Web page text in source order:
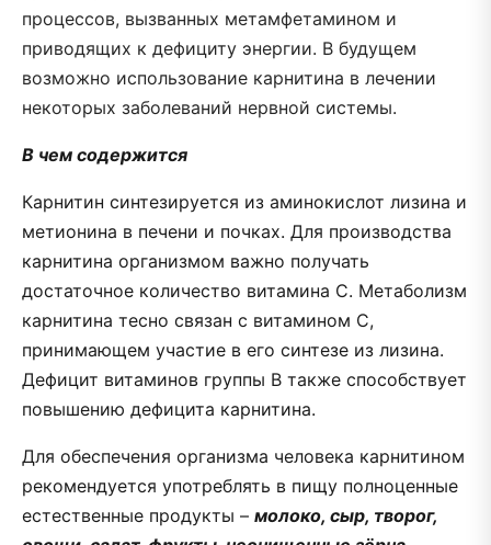
процессов, вызванных метамфетамином и
приводящих к дефициту энергии. В будущем
возможно использование карнитина в лечении
некоторых заболеваний нервной системы.
В чем содержится
Карнитин синтезируется из аминокислот лизина и
метионина в печени и почках. Для производства
карнитина организмом важно получать
достаточное количество витамина С. Метаболизм
карнитина тесно связан с витамином С,
принимающем участие в его синтезе из лизина.
Дефицит витаминов группы В также способствует
повышению дефицита карнитина.
Для обеспечения организма человека карнитином
рекомендуется употреблять в пищу полноценные
естественные продукты – молоко, сыр, творог,